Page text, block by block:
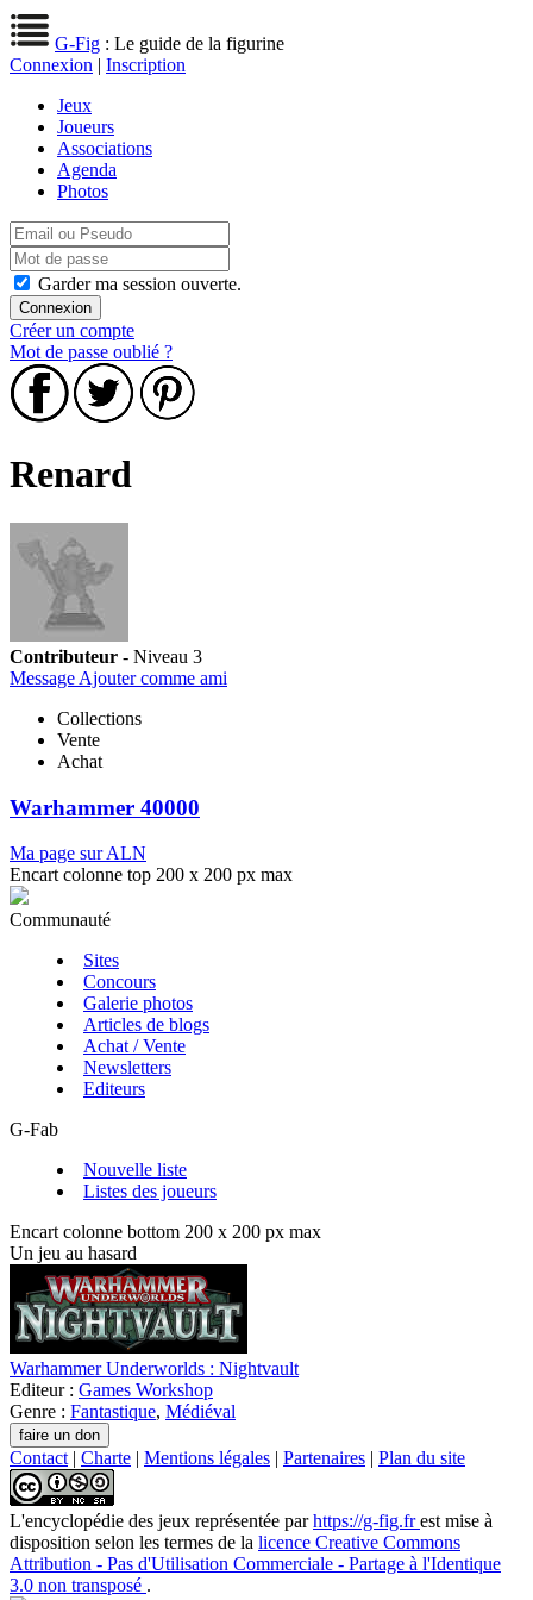
G-Fig : Le guide de la figurine
Connexion | Inscription
Jeux
Joueurs
Associations
Agenda
Photos
Garder ma session ouverte.
Créer un compte
Mot de passe oublié ?
Renard
Contributeur - Niveau 3
Message Ajouter comme ami
Collections
Vente
Achat
Warhammer 40000
Ma page sur ALN
Encart colonne top 200 x 200 px max
Communauté
Sites
Concours
Galerie photos
Articles de blogs
Achat / Vente
Newsletters
Editeurs
G-Fab
Nouvelle liste
Listes des joueurs
Encart colonne bottom 200 x 200 px max
Un jeu au hasard
Warhammer Underworlds : Nightvault
Editeur : Games Workshop
Genre : Fantastique, Médiéval
Contact | Charte | Mentions légales | Partenaires | Plan du site
L'encyclopédie des jeux représentée parhttps://g-fig.frest mise à
disposition selon les termes de la licence Creative Commons
Attribution - Pas d'Utilisation Commerciale - Partage à l'Identique
3.0 non transposé .